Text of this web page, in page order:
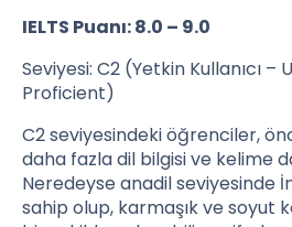
IELTS Puanı: 8.0 – 9.0
Seviyesi: C2 (Yetkin Kullanıcı –
Proficient)
C2 seviyesindeki öğrenciler,
daha fazla dil bilgisi ve kelime
Neredeyse anadil seviyesinde
sahip olup, karmaşık ve soyut